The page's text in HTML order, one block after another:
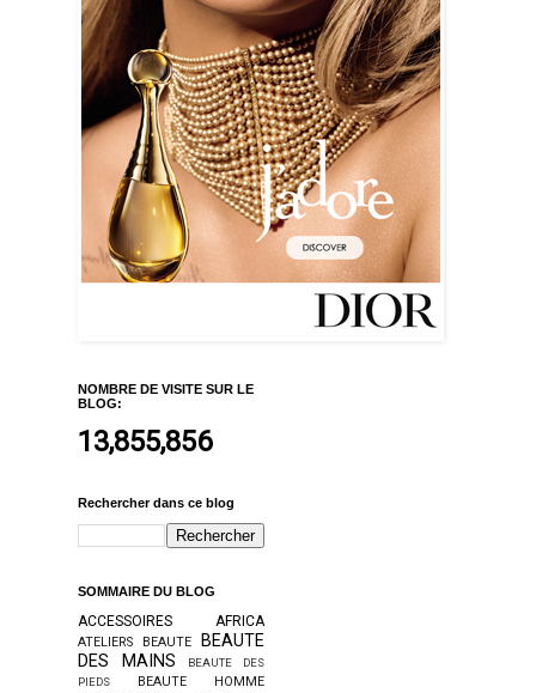
NOMBRE DE VISITE SUR LE
BLOG:
13,855,856
Rechercher dans ce blog
SOMMAIRE DU BLOG
ACCESSOIRES AFRICA
ATELIERS BEAUTE
BEAUTE
DES MAINS
BEAUTE DES
PIEDS
BEAUTE HOMME